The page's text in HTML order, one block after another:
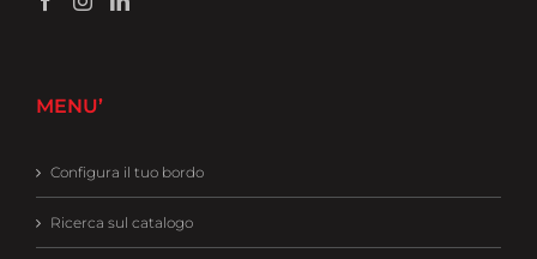
MENU’
Configura il tuo bordo
Ricerca sul catalogo